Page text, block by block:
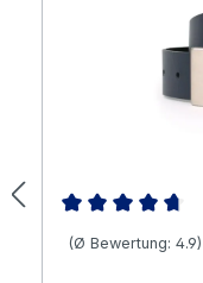
(Ø Bewertung: 4.9)